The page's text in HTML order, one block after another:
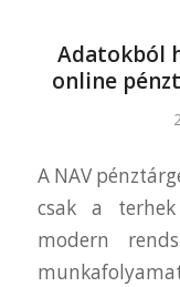
Adatokból
online
A NAV
csak a
modern